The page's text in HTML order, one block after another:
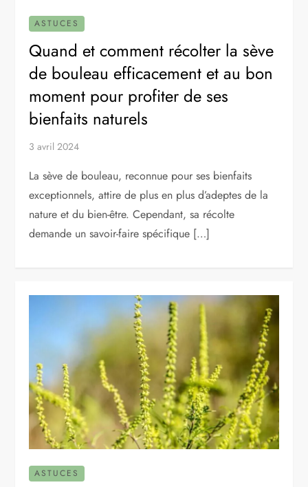
ASTUCES
Quand et comment récolter la sève
de bouleau efficacement et au bon
moment pour profiter de ses
bienfaits naturels
3 avril 2024
La sève de bouleau, reconnue pour ses bienfaits
exceptionnels, attire de plus en plus d’adeptes de la
nature et du bien-être. Cependant, sa récolte
demande un savoir-faire spécifique […]
ASTUCES